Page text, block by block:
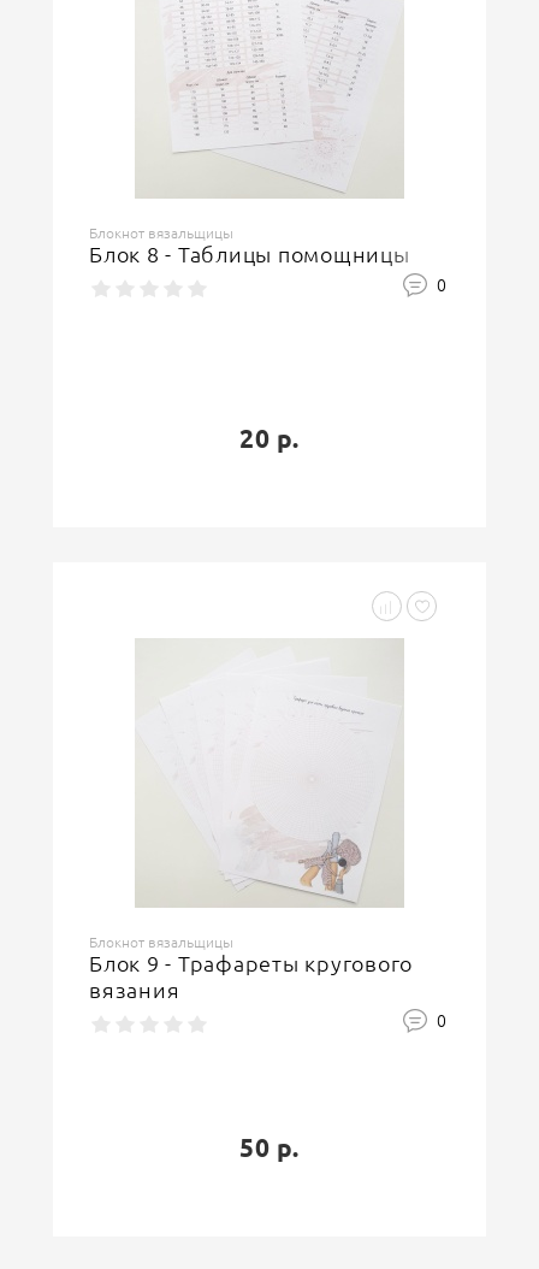
Блокнот вязальщицы
Блок 8 - Таблицы помощницы
0
20 р.
Блокнот вязальщицы
Блок 9 - Трафареты кругового
вязания
0
50 р.